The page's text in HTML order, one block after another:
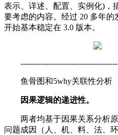
表示、详述、配置、实例化)，
要考虑的内容。经过 20 多年的
开始基本稳定在 3.0 版本。
--------------------------------------
鱼骨图和5why关联性分析
因果逻辑的递进性。
两者均基于因果关系分析
问题成因（人、机、料、法、